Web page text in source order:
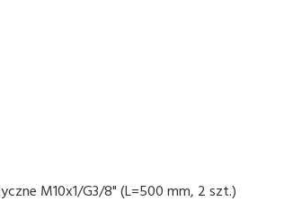
M10x1/G3/8" (L=500 mm, 2 szt.)